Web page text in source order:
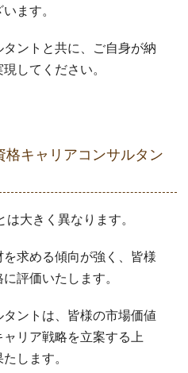
ます。
ントと共に、ご自身が納
してください。
格キャリアコンサルタン
大きく異なります。
求める傾向が強く、皆様
評価いたします。
ントは、皆様の市場価値
リア戦略を立案する上
します。